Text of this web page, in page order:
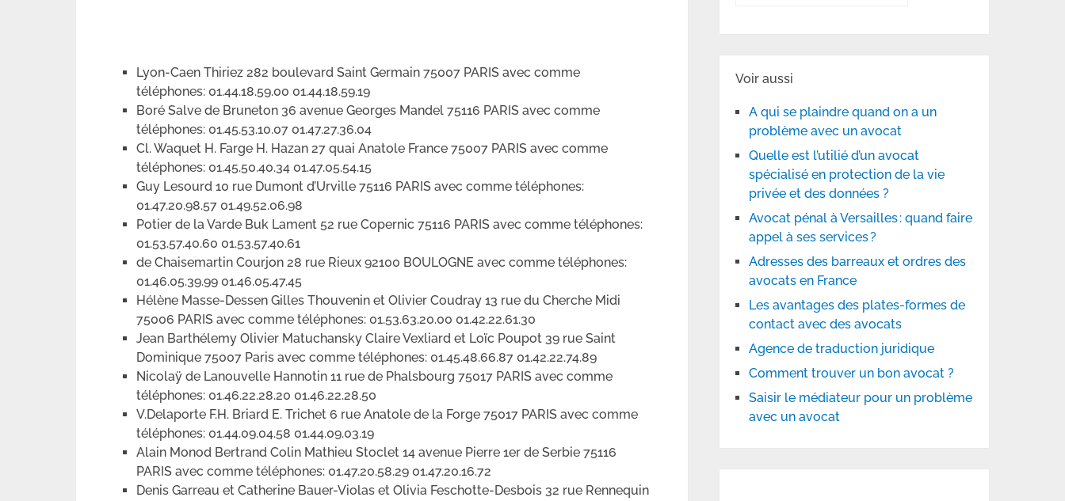
Lyon-Caen Thiriez 282 boulevard Saint Germain 75007 PARIS avec comme
téléphones: 01.44.18.59.00 01.44.18.59.19
Boré Salve de Bruneton 36 avenue Georges Mandel 75116 PARIS avec comme
téléphones: 01.45.53.10.07 01.47.27.36.04
Cl. Waquet H. Farge H. Hazan 27 quai Anatole France 75007 PARIS avec comme
téléphones: 01.45.50.40.34 01.47.05.54.15
Guy Lesourd 10 rue Dumont d’Urville 75116 PARIS avec comme téléphones:
01.47.20.98.57 01.49.52.06.98
Potier de la Varde Buk Lament 52 rue Copernic 75116 PARIS avec comme téléphones:
01.53.57.40.60 01.53.57.40.61
de Chaisemartin Courjon 28 rue Rieux 92100 BOULOGNE avec comme téléphones:
01.46.05.39.99 01.46.05.47.45
Hélène Masse-Dessen Gilles Thouvenin et Olivier Coudray 13 rue du Cherche Midi
75006 PARIS avec comme téléphones: 01.53.63.20.00 01.42.22.61.30
Jean Barthélemy Olivier Matuchansky Claire Vexliard et Loïc Poupot 39 rue Saint
Dominique 75007 Paris avec comme téléphones: 01.45.48.66.87 01.42.22.74.89
Nicolaÿ de Lanouvelle Hannotin 11 rue de Phalsbourg 75017 PARIS avec comme
téléphones: 01.46.22.28.20 01.46.22.28.50
V.Delaporte F.H. Briard E. Trichet 6 rue Anatole de la Forge 75017 PARIS avec comme
téléphones: 01.44.09.04.58 01.44.09.03.19
Alain Monod Bertrand Colin Mathieu Stoclet 14 avenue Pierre 1er de Serbie 75116
PARIS avec comme téléphones: 01.47.20.58.29 01.47.20.16.72
Denis Garreau et Catherine Bauer-Violas et Olivia Feschotte-Desbois 32 rue Rennequin
Voir aussi
A qui se plaindre quand on a un
problème avec un avocat
Quelle est l’utilié d’un avocat
spécialisé en protection de la vie
privée et des données ?
Avocat pénal à Versailles : quand faire
appel à ses services ?
Adresses des barreaux et ordres des
avocats en France
Les avantages des plates-formes de
contact avec des avocats
Agence de traduction juridique
Comment trouver un bon avocat ?
Saisir le médiateur pour un problème
avec un avocat